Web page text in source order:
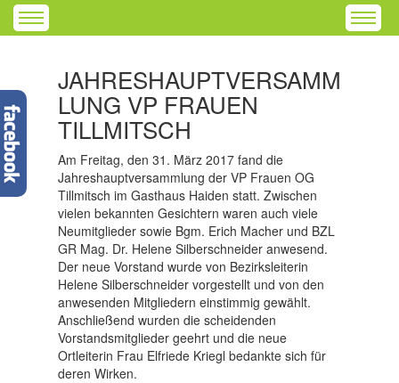
JAHRESHAUPTVERSAMM
LUNG VP FRAUEN
TILLMITSCH
Am Freitag, den 31. März 2017 fand die
Jahreshauptversammlung der VP Frauen OG
Tillmitsch im Gasthaus Haiden statt. Zwischen
vielen bekannten Gesichtern waren auch viele
Neumitglieder sowie Bgm. Erich Macher und BZL
GR Mag. Dr. Helene Silberschneider anwesend.
Der neue Vorstand wurde von Bezirksleiterin
Helene Silberschneider vorgestellt und von den
anwesenden Mitgliedern einstimmig gewählt.
Anschließend wurden die scheidenden
Vorstandsmitglieder geehrt und die neue
Ortleiterin Frau Elfriede Kriegl bedankte sich für
deren Wirken.